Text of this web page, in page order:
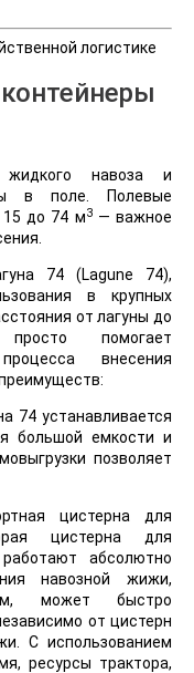
логистике
жидкого навоза и
в поле. Полевые
15 до 74 м3 — важное
74 (Lagune 74),
в крупных
от лагуны до
помогает
внесения
74 устанавливается
большой емкости и
позволяет
цистерна для
цистерна для
абсолютно
навозной жижи,
может быстро
от цистерн
С использованием
ресурсы трактора,